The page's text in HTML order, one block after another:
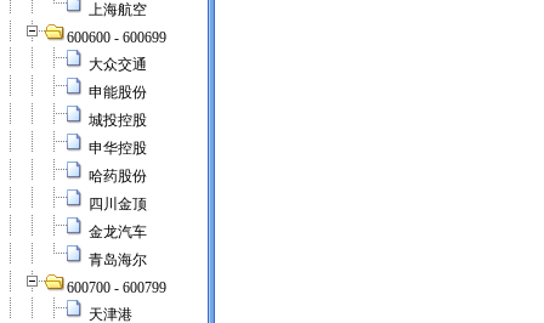
上海航空
600600 - 600699
大众交通
申能股份
城投控股
申华控股
哈药股份
四川金顶
金龙汽车
青岛海尔
600700 - 600799
天津港